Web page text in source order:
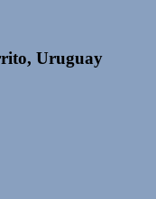
Uruguay